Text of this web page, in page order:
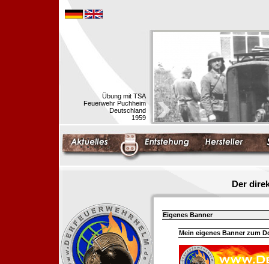
Übung mit TSA
Feuerwehr Puchheim
Deutschland
1959
Der
Eigenes Banner
Mein eigenes Banner zum